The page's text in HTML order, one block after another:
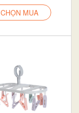
CHỌN MUA